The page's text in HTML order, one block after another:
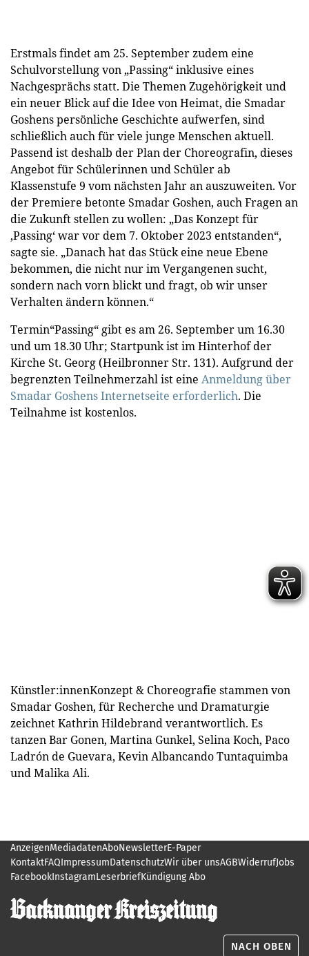
Erstmals findet am 25. September zudem eine
Schulvorstellung von „Passing“ inklusive eines
Nachgesprächs statt. Die Themen Zugehörigkeit und
ein neuer Blick auf die Idee von Heimat, die Smadar
Goshens persönliche Geschichte aufwerfen, sind
schließlich auch für viele junge Menschen aktuell.
Passend ist deshalb der Plan der Choreografin, dieses
Angebot für Schülerinnen und Schüler ab
Klassenstufe 9 vom nächsten Jahr an auszuweiten. Vor
der Premiere betonte Smadar Goshen, auch Fragen an
die Zukunft stellen zu wollen: „Das Konzept für
,Passing‘ war vor dem 7. Oktober 2023 entstanden“,
sagte sie. „Danach hat das Stück eine neue Ebene
bekommen, die nicht nur im Vergangenen sucht,
sondern nach vorn blickt und fragt, ob wir unser
Verhalten ändern können.“
Termin“Passing“ gibt es am 26. September um 16.30
und um 18.30 Uhr; Startpunk ist im Hinterhof der
Kirche St. Georg (Heilbronner Str. 131). Aufgrund der
begrenzten Teilnehmerzahl ist eine Anmeldung über
Smadar Goshens Internetseite erforderlich. Die
Teilnahme ist kostenlos.
Künstler:innenKonzept & Choreografie stammen von
Smadar Goshen, für Recherche und Dramaturgie
zeichnet Kathrin Hildebrand verantwortlich. Es
tanzen Bar Gonen, Martina Gunkel, Selina Koch, Paco
Ladrón de Guevara, Kevin Albancando Tuntaquimba
und Malika Ali.
AnzeigenMediadatenAboNewsletterE-Paper
KontaktFAQImpressumDatenschutzWir über unsAGBWiderrufJobs
FacebookInstagramLeserbriefKündigung Abo
NACH OBEN